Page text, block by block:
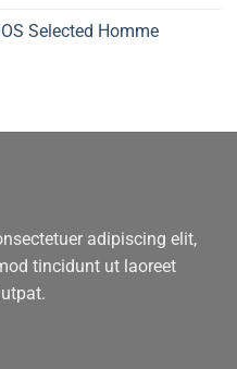
Selected Homme
adipiscing elit,
tincidunt ut laoreet